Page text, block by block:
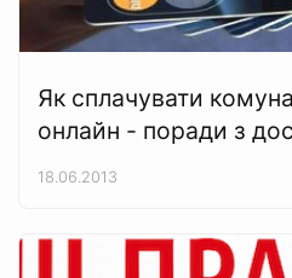
Як сплачувати
онлайн - поради з
18.06.2013